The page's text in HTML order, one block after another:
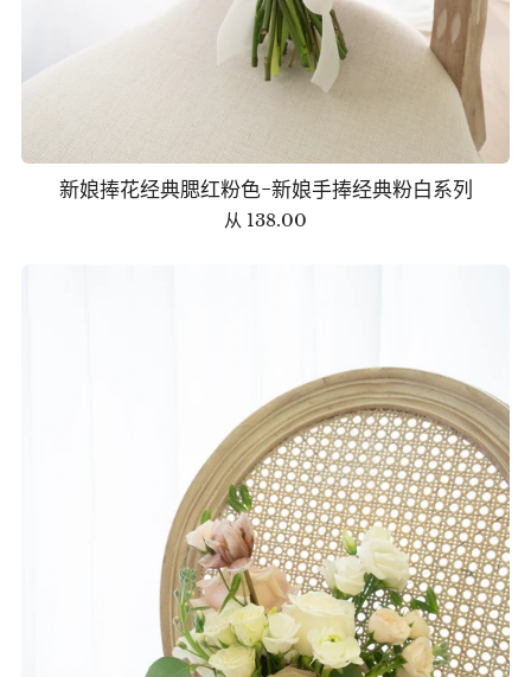
新娘捧花经典腮红粉色-新娘手捧经典粉白系列
从 138.00